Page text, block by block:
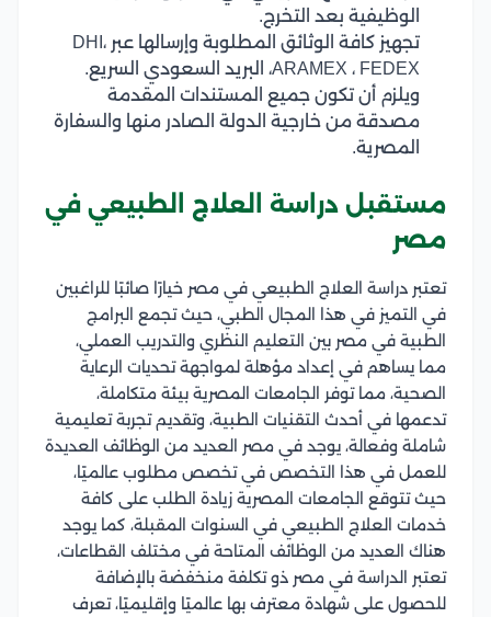
الوظيفية بعد التخرج.
تجهيز كافة الوثائق المطلوبة وإرسالها عبر DHI،
ARAMEX ، FEDEX، البريد السعودي السريع.
ويلزم أن تكون جميع المستندات المقدمة
مصدقة من خارجية الدولة الصادر منها والسفارة
المصرية.
مستقبل دراسة العلاج الطبيعي في
مصر
تعتبر دراسة العلاج الطبيعي في مصر خيارًا صائبًا للراغبين
في التميز في هذا المجال الطبي، حيث تجمع البرامج
الطبية في مصر بين التعليم النظري والتدريب العملي،
مما يساهم في إعداد مؤهلة لمواجهة تحديات الرعاية
الصحية، مما توفر الجامعات المصرية بيئة متكاملة،
تدعمها في أحدث التقنيات الطبية، وتقديم تجربة تعليمية
شاملة وفعالة، يوجد في مصر العديد من الوظائف العديدة
للعمل في هذا التخصص في تخصص مطلوب عالميًا،
حيث تتوقع الجامعات المصرية زيادة الطلب على كافة
خدمات العلاج الطبيعي في السنوات المقبلة، كما يوجد
هناك العديد من الوظائف المتاحة في مختلف القطاعات،
تعتبر الدراسة في مصر ذو تكلفة منخفضة بالإضافة
للحصول على شهادة معترف بها عالميًا وإقليميًا، تعرف